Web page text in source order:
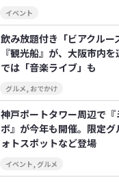
イベント
飲み放題付き「ビアクルー
『観光船』が、大阪市内
では「音楽ライブ」も
グルメ, おでかけ
神戸ポートタワー周辺で『
ボ』が今年も開催。限定
ォトスポットなど登場
イベント,グルメ